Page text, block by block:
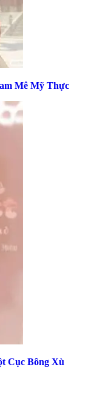
Mê Mỹ Thực
Cục Bông Xù